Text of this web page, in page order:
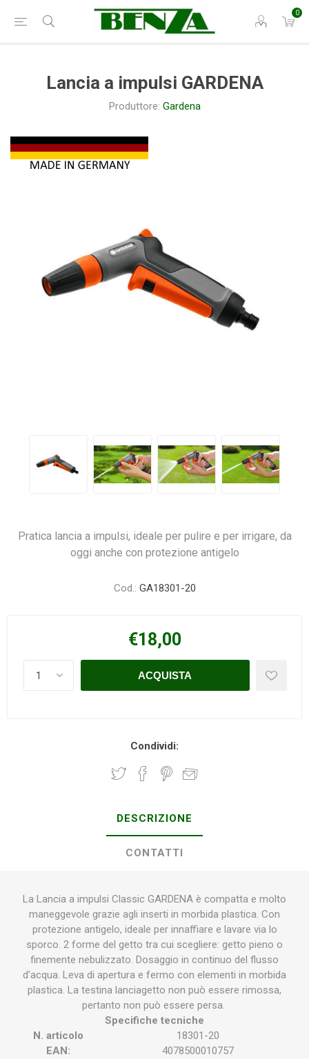
0
Lancia a impulsi GARDENA
Produttore: Gardena
Pratica lancia a impulsi, ideale per pulire e per irrigare, da
oggi anche con protezione antigelo
Cod.: GA18301-20
€18,00
Condividi:
DESCRIZIONE
CONTATTI
La Lancia a impulsi Classic GARDENA è compatta e molto
maneggevole grazie agli inserti in morbida plastica. Con
protezione antigelo, ideale per innaffiare e lavare via lo
sporco. 2 forme del getto tra cui scegliere: getto pieno o
finemente nebulizzato. Dosaggio in continuo del flusso
d’acqua. Leva di apertura e fermo con elementi in morbida
plastica. La testina lanciagetto non può essere rimossa,
pertanto non può essere persa.
Specifiche tecniche
N. articolo
18301-20
EAN:
4078500010757